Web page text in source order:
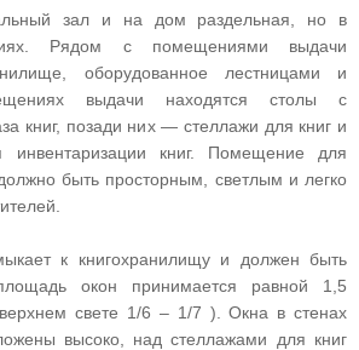
зал и на дом раздельная, но в
Рядом с помещениями выдачи
оборудованное лестницами и
выдачи находятся столы с
книг, позади них — стеллажи для книг и
книг. Помещение для
быть просторным, светлым и легко
к книгохранилищу и должен быть
окон принимается равной 1,5
свете 1/6 – 1/7 ). Окна в стенах
высоко, над стеллажами для книг